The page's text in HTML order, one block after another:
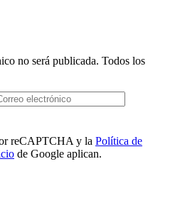
no será publicada. Todos los
reCAPTCHA y la Política de
de Google aplican.